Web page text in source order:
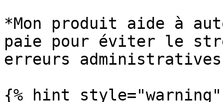
*Mon produit aide à
paie pour éviter le
erreurs
{% hint style="warning"